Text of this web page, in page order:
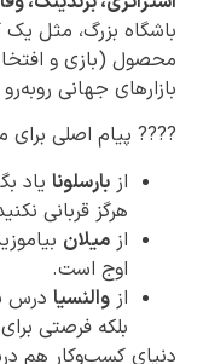
باشگاه بزرگ، مثل یک
محصول (بازی و
بازارهای جهانی
???? پیام اصلی برای
از بارسلونا یاد
هرگز قربانی
از میلان
اوج است.
از والنسیا درس
بلکه فرصتی
دنیای کسب‌وکار هم